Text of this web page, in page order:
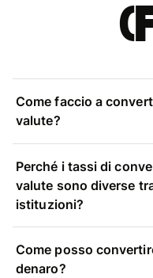
Come faccio a
valute?
Perché i tassi di
valute sono diverse
istituzioni?
Come posso
denaro?